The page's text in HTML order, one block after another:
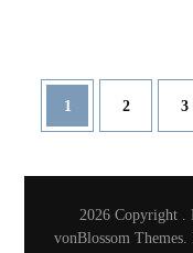
der
Seite
1 Seite
2 3
2026 Copyright .
vonBlossom Themes.